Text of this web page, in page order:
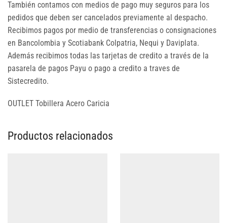
También contamos con medios de pago muy seguros para los
pedidos que deben ser cancelados previamente al despacho.
Recibimos pagos por medio de transferencias o consignaciones
en Bancolombia y Scotiabank Colpatria, Nequi y Daviplata.
Además recibimos todas las tarjetas de credito a través de la
pasarela de pagos Payu o pago a credito a traves de
Sistecredito.
OUTLET Tobillera Acero Caricia
Productos relacionados